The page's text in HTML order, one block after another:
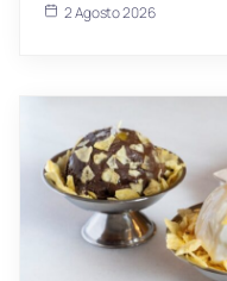
2 Agosto 2026